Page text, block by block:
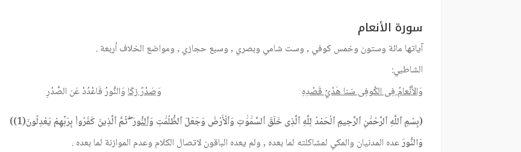
سورة الأنعام
آياتها مائة وستون وخمس كوفي , وست شامي وبصري , وسبع حجازي , ومواضع الخلاف أربعة .
الشاطبي:
وَالأَنْعامُ فِى الكُوفِى سَنا هَدْيُ قَصْدِهِ
وَصَدْرٌ زكَاوَالنُّورُ فَاعْدُدْ عَن الصَّدْرِ
(بِسْمِ ٱللَّهِ ٱلرَّحْمَٰنِ ٱلرَّحِيمِ ٱلْحَمْدُ لِلَّهِ ٱلَّذِى خَلَقَ ٱلسَّمَٰوَٰتِ وَٱلْأَرْضَ وَجَعَلَ ٱلظُّلُمَٰتِ وَٱلنُّورَۖ ثُمَّ ٱلَّذِينَ كَفَرُواْ بِرَبِّهِمْ يَعْدِلُونَ(1))
وَالنُّورَعده المدنيان والمكي لمشاكلته لما بعده , ولم يعده الباقون لاتصال الكلام وعدم الموازنة لما بعده .